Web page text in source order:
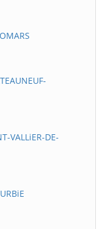
VALLiER-DE-